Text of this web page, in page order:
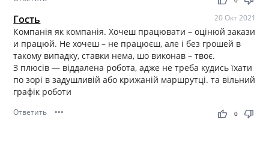
Гость 20 Окт 2021
Компанія як компанія. Хочеш працювати – оцінюй закази
и працюй. Не хочеш – не працюєш, але і без грошей в
такому випадку, ставки нема, шо виконав – твоє.
З плюсів — віддалена робота, адже не треба кудись їхати
по зорі в задушливій або крижаній маршрутці. та вільний
графік роботи
Ответить ••• thumb_up thumb_down
0